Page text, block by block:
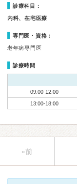
診療科目：
内科、在宅医療
専門医・資格：
老年病専門医
診療時間
09:00-12:00
13:00-18:00
«前